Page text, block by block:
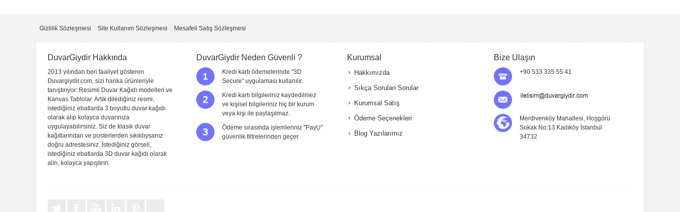
Gizlilik Sözleşmesi Site Kullanım Sözleşmesi Mesafeli Satış Sözleşmesi
DuvarGiydir Hakkında
2013 yılından beri faaliyet gösteren
Duvargiydir.com, sizi harika ürünleriyle
tanıştırıyor: Resimli Duvar Kağıdı modelleri ve
Kanvas Tablolar. Artık dilediğiniz resmi,
istediğiniz ebatlarda 3 boyutlu duvar kağıdı
olarak alıp kolayca duvarınıza
uygulayabilirsiniz. Siz de klasik duvar
kağıtlarından ve posterlerden sıkıldıysanız
doğru adrestesiniz. İstediğiniz görseli,
istediğiniz ebatlarda 3D duvar kağıdı olarak
alın, kolayca yapıştırın.
DuvarGiydir Neden Güvenli ?
Kredi kartı ödemelerinde "3D
Secure" uygulaması kullanılır.
Kredi kartı bilgileriniz kaydedilmez
ve kişisel bilgileriniz hiç bir kurum
veya kişi ile paylaşılmaz.
Ödeme sırasında işlemleriniz "PayU"
güvenlik filtrelerinden geçer.
Kurumsal
Hakkımızda
Sıkça Sorulan Sorular
Kurumsal Satış
Ödeme Seçenekleri
Blog Yazılarımız
Bize Ulaşın
+90 533 335 55 41
Merdivenköy Mahallesi, Hoşgörü
Sokak No:13 Kadıköy İstanbul
34732